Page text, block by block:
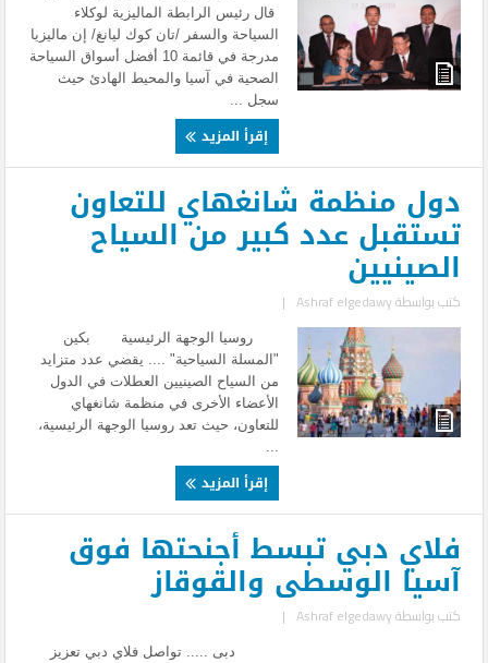
قال رئيس الرابطة الماليزية لوكلاء
السياحة والسفر /تان كوك ليانغ/ إن ماليزيا
مدرجة في قائمة 10 أفضل أسواق السياحة
الصحية في آسيا والمحيط الهادئ حيث
سجل ...
إقرأ المزيد
دول منظمة شانغهاي للتعاون
تستقبل عدد كبير من السياح
الصينيين
كتب بواسطةAshraf elgedawy
|
روسيا الوجهة الرئيسية بكين
"المسلة السياحية" .... يقضي عدد متزايد
من السياح الصينيين العطلات في الدول
الأعضاء الأخرى في منظمة شانغهاي
للتعاون، حيث تعد روسيا الوجهة الرئيسية،
إقرأ المزيد
فلاي دبي تبسط أجنحتها فوق
آسيا الوسطى والقوقاز
كتب بواسطةAshraf elgedawy
|
دبى ..... تواصل فلاي دبي تعزيز